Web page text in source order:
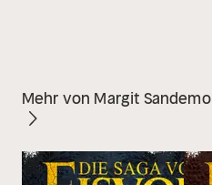
Mehr von Margit Sandemo